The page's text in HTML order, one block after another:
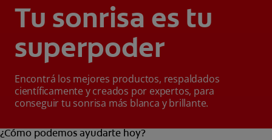
Tu sonrisa es tu
superpoder
Encontrá los mejores productos, respaldados
científicamente y creados por expertos, para
conseguir tu sonrisa más blanca y brillante.
¿Cómo podemos ayudarte hoy?